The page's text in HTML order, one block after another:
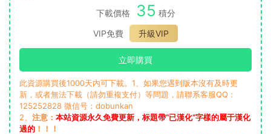
下載價格 35 積分
VIP免費
升級VIP
立即購買
此資源購買後1000天内可下載。1、如果您遇到版本沒有及時更
新，或者無法下載（請勿重複支付）等問題，請聯系客服QQ：
125252828 微信号：dobunkan
2、 注意： 本站資源永久免費更新，标題帶“已漢化”字樣的屬于漢化
過的 ！！！